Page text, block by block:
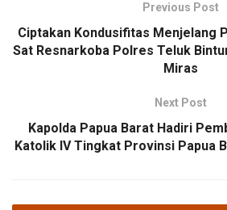
Previous Post
Ciptakan Kondusifitas Menjelang
Sat Resnarkoba Polres Teluk
Miras
Next Post
Kapolda Papua Barat Hadiri
Katolik IV Tingkat Provinsi Papua